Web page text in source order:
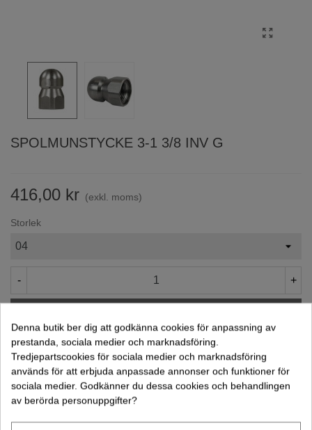
SPOLMUNSTYCKE 3-1 3/8 INV G
416,00 kr (exkl. moms)
Storlek
- +
Artikelnr: 65188
Vikt: 0.00 kg
Lägg Till I Jämförelsen 0
Denna butik ber dig att godkänna cookies för anpassning av
prestanda, sociala medier och marknadsföring.
Tredjepartscookies för sociala medier och marknadsföring
används för att erbjuda anpassade annonser och funktioner för
sociala medier. Godkänner du dessa cookies och behandlingen
av berörda personuppgifter?